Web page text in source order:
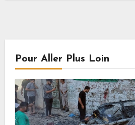
Pour Aller Plus Loin